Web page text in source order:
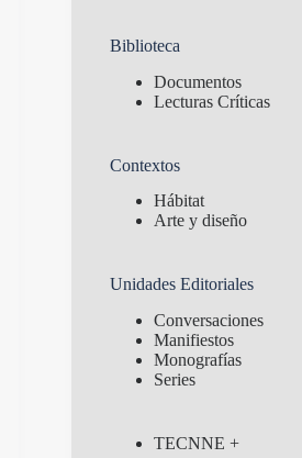
Biblioteca
Documentos
Lecturas Críticas
Contextos
Hábitat
Arte y diseño
Unidades Editoriales
Conversaciones
Manifiestos
Monografías
Series
TECNNE +